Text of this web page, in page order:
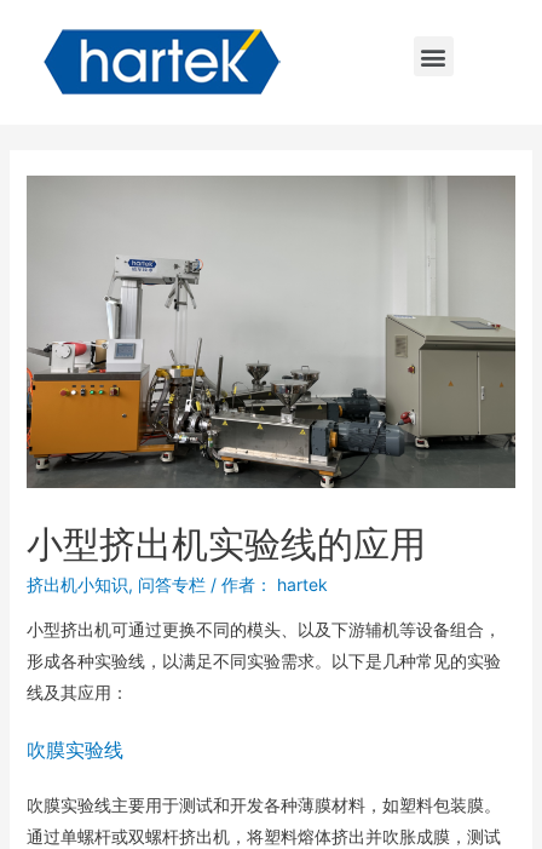
小型挤出机实验线的应用
挤出机小知识, 问答专栏/ 作者： hartek
小型挤出机可通过更换不同的模头、以及下游辅机等设备组合，
形成各种实验线，以满足不同实验需求。以下是几种常见的实验
线及其应用：
吹膜实验线
吹膜实验线主要用于测试和开发各种薄膜材料，如塑料包装膜。
通过单螺杆或双螺杆挤出机，将塑料熔体挤出并吹胀成膜，测试